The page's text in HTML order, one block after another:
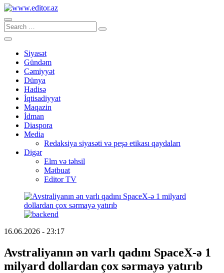
Siyasət
Gündəm
Cəmiyyət
Dünya
Hadisə
İqtisadiyyat
Maqazin
İdman
Diaspora
Media
Redaksiya siyasəti və peşə etikası qaydaları
Digər
Elm və təhsil
Mətbuat
Editor TV
16.06.2026 - 23:17
Avstraliyanın ən varlı qadını SpaceX-ə 1
milyard dollardan çox sərmayə yatırıb